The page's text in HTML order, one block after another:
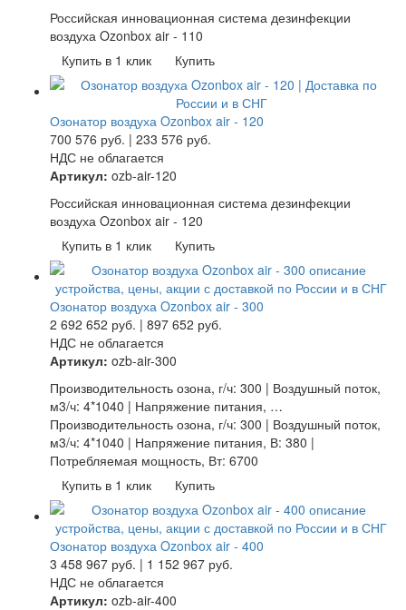
Российская инновационная система дезинфекции
воздуха Ozonbox air - 110
Купить в 1 клик
Купить
Озонатор воздуха Ozonbox air - 120
700 576 руб. | 233 576 руб.
НДС не облагается
Артикул: ozb-air-120
Российская инновационная система дезинфекции
воздуха Ozonbox air - 120
Купить в 1 клик
Купить
Озонатор воздуха Ozonbox air - 300
2 692 652 руб. | 897 652 руб.
НДС не облагается
Артикул: ozb-air-300
Производительность озона, г/ч: 300 | Воздушный поток,
м3/ч: 4*1040 | Напряжение питания, …
Производительность озона, г/ч: 300 | Воздушный поток,
м3/ч: 4*1040 | Напряжение питания, В: 380 |
Потребляемая мощность, Вт: 6700
Купить в 1 клик
Купить
Озонатор воздуха Ozonbox air - 400
3 458 967 руб. | 1 152 967 руб.
НДС не облагается
Артикул: ozb-air-400